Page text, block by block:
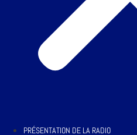
PRÉSENTATION DE LA RADIO